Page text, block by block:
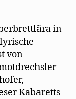
Neiße
stellt
Kabarettdichter
und
vor
in
von
Kabaretts